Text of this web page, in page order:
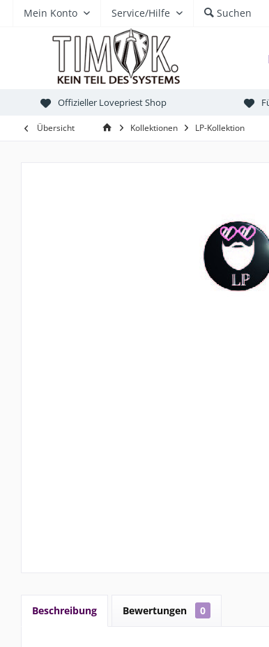
Mein Konto Service/Hilfe Suchen
Offizieller Lovepriest Shop
Übersicht Kollektionen LP-Kollektion
Beschreibung Bewertungen 0